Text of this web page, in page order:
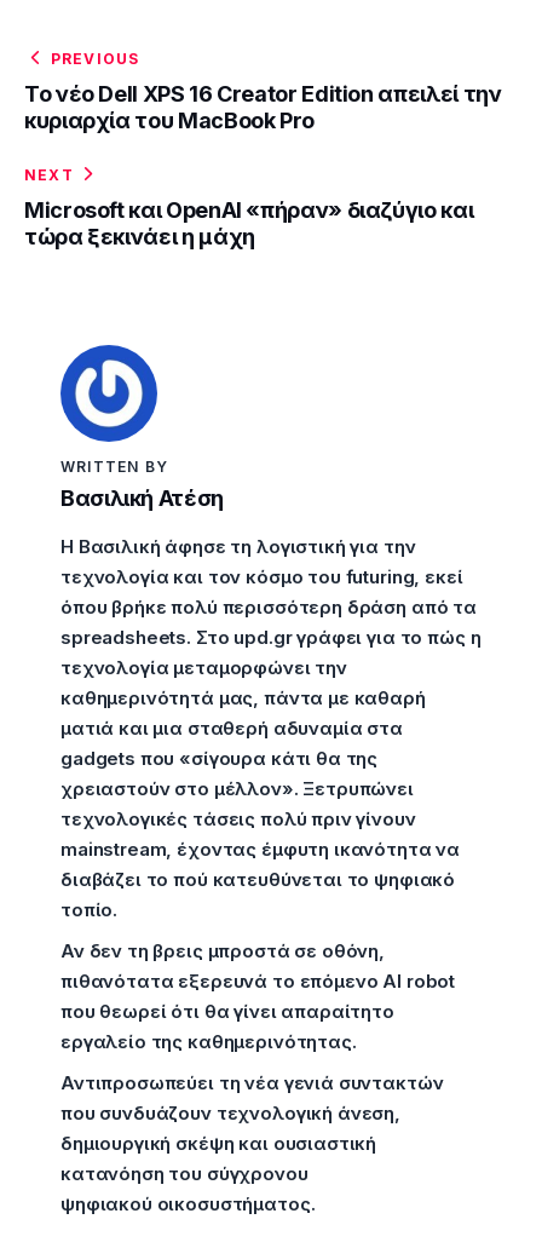
PREVIOUS
Το νέο Dell XPS 16 Creator Edition απειλεί την
κυριαρχία του MacBook Pro
NEXT
Microsoft και OpenAI «πήραν» διαζύγιο και
τώρα ξεκινάει η μάχη
WRITTEN BY
Βασιλική Ατέση
Η Βασιλική άφησε τη λογιστική για την
τεχνολογία και τον κόσμο του futuring, εκεί
όπου βρήκε πολύ περισσότερη δράση από τα
spreadsheets. Στο upd.gr γράφει για το πώς η
τεχνολογία μεταμορφώνει την
καθημερινότητά μας, πάντα με καθαρή
ματιά και μια σταθερή αδυναμία στα
gadgets που «σίγουρα κάτι θα της
χρειαστούν στο μέλλον». Ξετρυπώνει
τεχνολογικές τάσεις πολύ πριν γίνουν
mainstream, έχοντας έμφυτη ικανότητα να
διαβάζει το πού κατευθύνεται το ψηφιακό
τοπίο.
Αν δεν τη βρεις μπροστά σε οθόνη,
πιθανότατα εξερευνά το επόμενο AI robot
που θεωρεί ότι θα γίνει απαραίτητο
εργαλείο της καθημερινότητας.
Αντιπροσωπεύει τη νέα γενιά συντακτών
που συνδυάζουν τεχνολογική άνεση,
δημιουργική σκέψη και ουσιαστική
κατανόηση του σύγχρονου
ψηφιακού οικοσυστήματος.